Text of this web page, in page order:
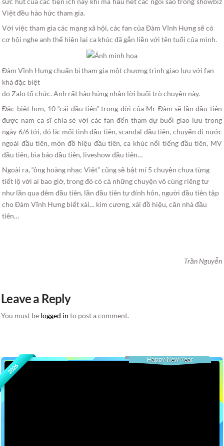
Việt đều háo hức tham gia.
Với việc tham gia các mạng xã hội, các fan của Đàm Vĩnh Hưng sẽ có
cơ hội nghe anh thể hiện lại ca khúc đã gắn liền với tên tuổi của mình.
Đàm Vĩnh Hưng chuẩn bị tham gia một chương trình giao lưu với fan
khá đặc biệt
do Zalo tổ chức. Anh rất hào hứng nhận lời buổi trò chuyện này.
Đặc biệt hơn, 10 “cái đầu tiên” trong đời của Mr Đàm sẽ lần đầu tiên
được nam ca sĩ chia sẻ với các fan đến tham dự buổi giao lưu trong
ngày 6/6 tới, đó là: mối tình đầu tiên, scandal đầu tiên, chuyến đi nước
ngoài đầu tiên, món đồ hiệu đầu tiên, ca khúc nổi tiếng đầu tiên, MV
đầu tiên, bìa báo đầu tiên, liveshow đầu tiên…
Ngoài ra, “ông hoàng nhạc Việt” cũng sẽ bật mí 5 chuyện chưa từng
tiết lộ với ai bao giờ, trong đó có cả những chuyện vô cùng riêng tư
như lần qua đêm đầu tiên, lần đầu tiên tự đính hôn, người đầu tiên tập
cho Đàm Vĩnh Hưng biết xài… kim cương, xài đồ hiệu, căn nhà đầu
tiên…
Trần Nguyễn
Leave a Reply
You must be logged in to post a comment.
2026
Happy New Year